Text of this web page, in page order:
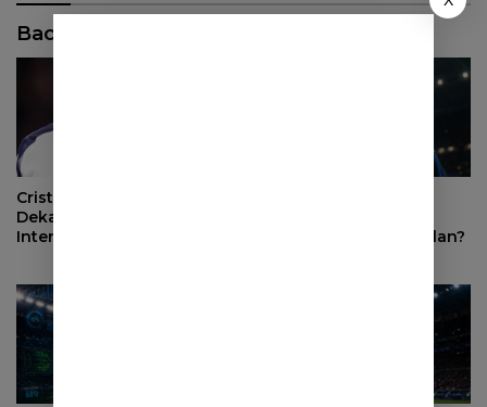
Baca Juga
Cristian Romero Makin
Dekat ke Atletico Madrid,
Inter Milan Mundur dari
Pemain Kunci Inter Milan?